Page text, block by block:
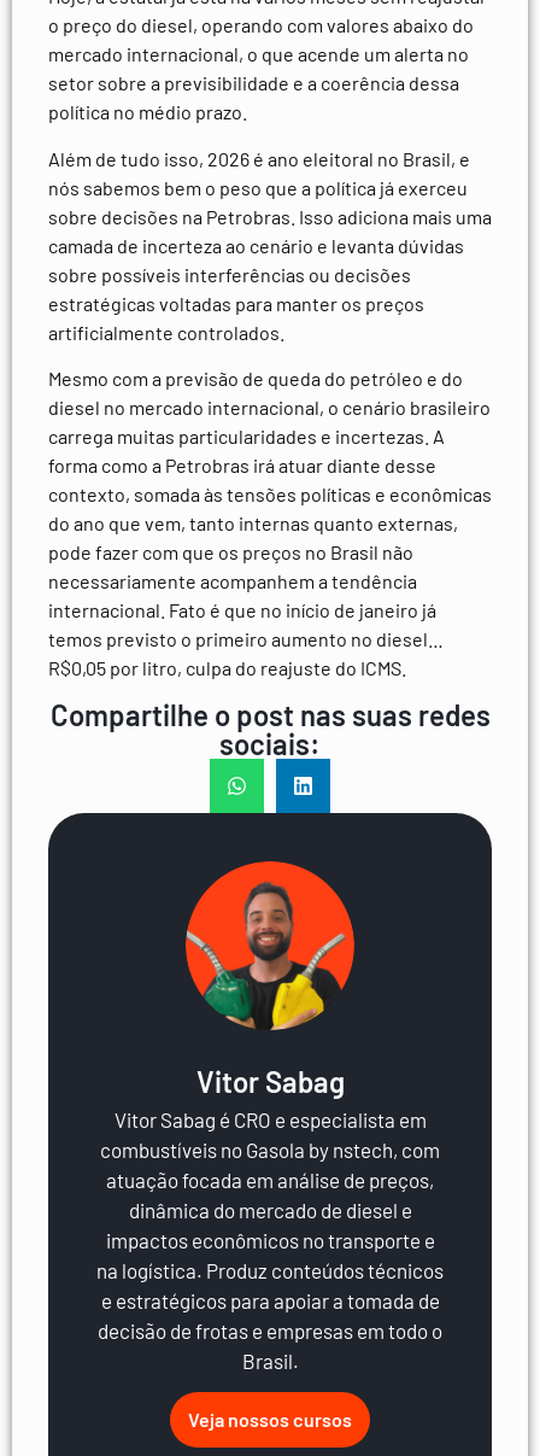
o preço do diesel, operando com valores abaixo do
mercado internacional, o que acende um alerta no
setor sobre a previsibilidade e a coerência dessa
política no médio prazo.
Além de tudo isso, 2026 é ano eleitoral no Brasil, e
nós sabemos bem o peso que a política já exerceu
sobre decisões na Petrobras. Isso adiciona mais uma
camada de incerteza ao cenário e levanta dúvidas
sobre possíveis interferências ou decisões
estratégicas voltadas para manter os preços
artificialmente controlados.
Mesmo com a previsão de queda do petróleo e do
diesel no mercado internacional, o cenário brasileiro
carrega muitas particularidades e incertezas. A
forma como a Petrobras irá atuar diante desse
contexto, somada às tensões políticas e econômicas
do ano que vem, tanto internas quanto externas,
pode fazer com que os preços no Brasil não
necessariamente acompanhem a tendência
internacional. Fato é que no início de janeiro já
temos previsto o primeiro aumento no diesel…
R$0,05 por litro, culpa do reajuste do ICMS.
Compartilhe o post nas suas redes
sociais:
Vitor Sabag
Vitor Sabag é CRO e especialista em
combustíveis no Gasola by nstech, com
atuação focada em análise de preços,
dinâmica do mercado de diesel e
impactos econômicos no transporte e
na logística. Produz conteúdos técnicos
e estratégicos para apoiar a tomada de
decisão de frotas e empresas em todo o
Brasil.
Veja nossos cursos